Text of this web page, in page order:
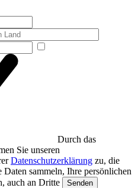
Durch das
Sie unseren
Datenschutzerklärung zu, die
sammeln, Ihre persönlichen
auch an Dritte
Senden